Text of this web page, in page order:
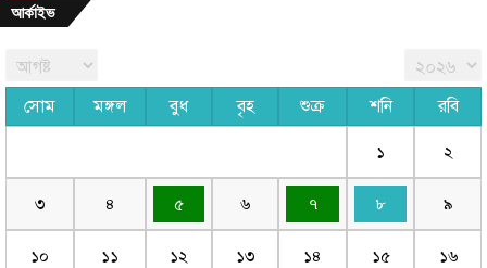
আর্কাইভ
সোম মঙ্গল বুধ বৃহ শুক্র শনি রবি
১ ২
৩ ৪ ৫ ৬ ৭ ৮ ৯
১০ ১১ ১২ ১৩ ১৪ ১৫ ১৬